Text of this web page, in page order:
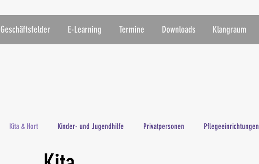
Geschäftsfelder E-Learning Termine Downloads Klangraum
Kita & Hort Kinder- und Jugendhilfe Privatpersonen Pflegeeinrichtungen